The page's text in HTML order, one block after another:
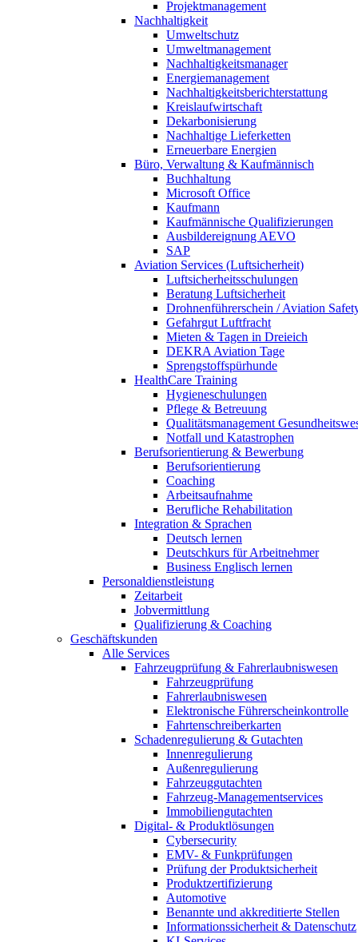
Projektmanagement
Nachhaltigkeit
Umweltschutz
Umweltmanagement
Nachhaltigkeitsmanager
Energiemanagement
Nachhaltigkeitsberichterstattung
Kreislaufwirtschaft
Dekarbonisierung
Nachhaltige Lieferketten
Erneuerbare Energien
Büro, Verwaltung & Kaufmännisch
Buchhaltung
Microsoft Office
Kaufmann
Kaufmännische Qualifizierungen
Ausbildereignung AEVO
SAP
Aviation Services (Luftsicherheit)
Luftsicherheitsschulungen
Beratung Luftsicherheit
Drohnenführerschein / Aviation
Gefahrgut Luftfracht
Mieten & Tagen in Dreieich
DEKRA Aviation Tage
Sprengstoffspürhunde
HealthCare Training
Hygieneschulungen
Pflege & Betreuung
Qualitätsmanagement
Notfall und Katastrophen
Berufsorientierung & Bewerbung
Berufsorientierung
Coaching
Arbeitsaufnahme
Berufliche Rehabilitation
Integration & Sprachen
Deutsch lernen
Deutschkurs für Arbeitnehmer
Business Englisch lernen
Personaldienstleistung
Zeitarbeit
Jobvermittlung
Qualifizierung & Coaching
Geschäftskunden
Alle Services
Fahrzeugprüfung & Fahrerlaubniswesen
Fahrzeugprüfung
Fahrerlaubniswesen
Elektronische Führerscheinkontrolle
Fahrtenschreiberkarten
Schadenregulierung & Gutachten
Innenregulierung
Außenregulierung
Fahrzeuggutachten
Fahrzeug-Managementservices
Immobiliengutachten
Digital- & Produktlösungen
Cybersecurity
EMV- & Funkprüfungen
Prüfung der Produktsicherheit
Produktzertifizierung
Automotive
Benannte und akkreditierte Stellen
Informationssicherheit & Datenschutz